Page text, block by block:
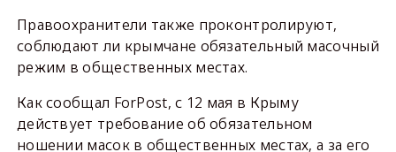
Правоохранители также проконтролируют,
соблюдают ли крымчане обязательный масочный
режим в общественных местах.
Как сообщал ForPost, с 12 мая в Крыму
действует требование об обязательном
ношении масок в общественных местах, а за его